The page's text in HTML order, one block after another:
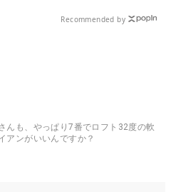
Recommended by
んも、やっぱり7番でロフト32度の軟
アンがいいんですか？